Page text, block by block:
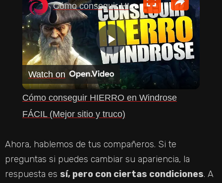
P
L
A
Y
V
Cómo conseguir HIERRO en Windrose FÁCIL (Mejor sitio y truco)
Watch on
Cómo conseguir HIERRO en Windrose
FÁCIL (Mejor sitio y truco)
Ahora, hablemos de tus compañeros. Si te
preguntas si puedes cambiar su apariencia, la
respuesta es sí, pero con ciertas condiciones. A